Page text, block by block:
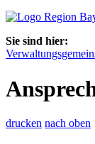
Sie sind hier:
drucken nach oben